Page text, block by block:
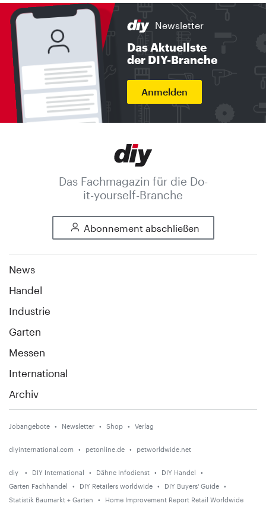
Newsletter
Das Aktuellste
der DIY-Branche
Anmelden
Das Fachmagazin für die Do-
it-yourself-Branche
Abonnement abschließen
News
Handel
Industrie
Garten
Messen
International
Archiv
Jobangebote Newsletter Shop Verlag
diyinternational.com petonline.de petworldwide.net
diy DIY International Dähne Infodienst
DIY Handel
Garten Fachhandel
DIY Retailers worldwide
DIY Buyers' Guide
Statistik Baumarkt + Garten
Home Improvement Report Retail Worldwide